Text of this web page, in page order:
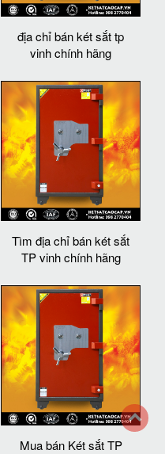
địa chỉ bán két sắt tp
vinh chính hãng
Tìm địa chỉ bán két sắt
TP vinh chính hãng
Mua bán Két sắt TPback